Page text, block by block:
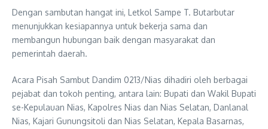
Dengan sambutan hangat ini, Letkol Sampe T. Butarbutar
menunjukkan kesiapannya untuk bekerja sama dan
membangun hubungan baik dengan masyarakat dan
pemerintah daerah.
Acara Pisah Sambut Dandim 0213/Nias dihadiri oleh berbagai
pejabat dan tokoh penting, antara lain: Bupati dan Wakil Bupati
se-Kepulauan Nias, Kapolres Nias dan Nias Selatan, Danlanal
Nias, Kajari Gunungsitoli dan Nias Selatan, Kepala Basarnas,